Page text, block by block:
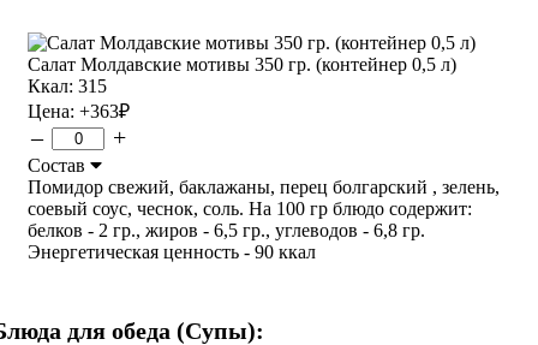
Салат Молдавские мотивы 350 гр. (контейнер 0,5 л)
Ккал: 315
Цена: +363₽
– +
Состав
Помидор свежий, баклажаны, перец болгарский , зелень,
соевый соус, чеснок, соль. На 100 гр блюдо содержит:
белков - 2 гр., жиров - 6,5 гр., углеводов - 6,8 гр.
Энергетическая ценность - 90 ккал
для обеда (Супы):